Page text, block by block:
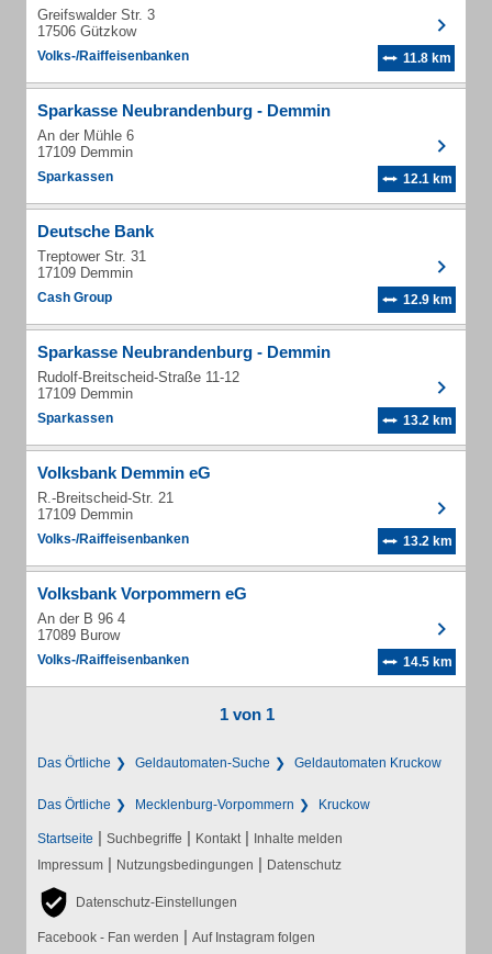
Greifswalder Str. 3
17506 Gützkow
Volks-/Raiffeisenbanken 11.8 km
Sparkasse Neubrandenburg - Demmin
An der Mühle 6
17109 Demmin
Sparkassen 12.1 km
Deutsche Bank
Treptower Str. 31
17109 Demmin
Cash Group 12.9 km
Sparkasse Neubrandenburg - Demmin
Rudolf-Breitscheid-Straße 11-12
17109 Demmin
Sparkassen 13.2 km
Volksbank Demmin eG
R.-Breitscheid-Str. 21
17109 Demmin
Volks-/Raiffeisenbanken 13.2 km
Volksbank Vorpommern eG
An der B 96 4
17089 Burow
Volks-/Raiffeisenbanken 14.5 km
1 von 1
Das Örtliche Geldautomaten-Suche Geldautomaten Kruckow
Das Örtliche Mecklenburg-Vorpommern Kruckow
Startseite | Suchbegriffe | Kontakt | Inhalte melden
Impressum | Nutzungsbedingungen | Datenschutz
Datenschutz-Einstellungen
Facebook - Fan werden | Auf Instagram folgen